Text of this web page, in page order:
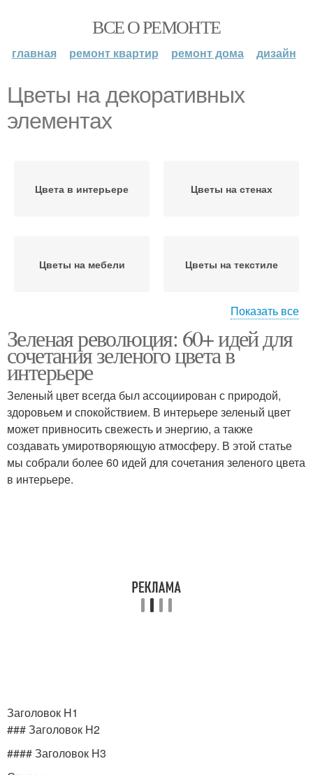
ВСЕ О РЕМОНТЕ
главная ремонт квартир ремонт дома дизайн
Цветы на декоративных
элементах
Цвета в интерьере Цветы на стенах
Цветы на мебели Цветы на текстиле
Цветы на половицах Цветы в интерьере
Показать все
Зеленая революция: 60+ идей для
сочетания зеленого цвета в
интерьере
Зеленый цвет всегда был ассоциирован с природой,
здоровьем и спокойствием. В интерьере зеленый цвет
может привносить свежесть и энергию, а также
создавать умиротворяющую атмосферу. В этой статье
мы собрали более 60 идей для сочетания зеленого цвета
в интерьере.
Заголовок H1
### Заголовок H2
#### Заголовок H3